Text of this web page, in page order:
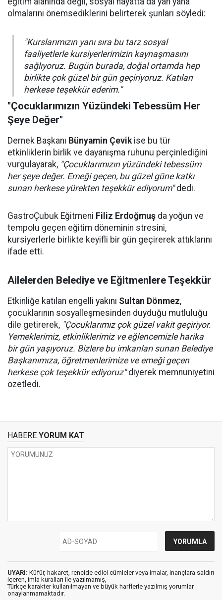
olmalarını önemsediklerini belirterek şunları söyledi:
"Kurslarımızın yanı sıra bu tarz sosyal
faaliyetlerle kursiyerlerimizin kaynaşmasını
sağlıyoruz. Bugün burada, doğal ortamda hep
birlikte çok güzel bir gün geçiriyoruz. Katılan
herkese teşekkür ederim."
"Çocuklarımızın Yüzündeki Tebessüm Her
Şeye Değer"
Dernek Başkanı Bünyamin Çevikise bu tür
etkinliklerin birlik ve dayanışma ruhunu perçinlediğini
vurgulayarak, "Çocuklarımızın yüzündeki tebessüm
her şeye değer. Emeği geçen, bu güzel güne katkı
sunan herkese yürekten teşekkür ediyorum"dedi.
GastroÇubuk Eğitmeni Filiz Erdoğmuş da yoğun ve
tempolu geçen eğitim döneminin stresini,
kursiyerlerle birlikte keyifli bir gün geçirerek attıklarını
ifade etti.
Ailelerden Belediye ve Eğitmenlere Teşekkür
Etkinliğe katılan engelli yakını Sultan Dönmez,
çocuklarının sosyalleşmesinden duyduğu mutluluğu
dile getirerek, "Çocuklarımız çok güzel vakit geçiriyor.
Yemeklerimiz, etkinliklerimiz ve eğlencemizle harika
bir gün yaşıyoruz. Bizlere bu imkanları sunan Belediye
Başkanımıza, öğretmenlerimize ve emeği geçen
herkese çok teşekkür ediyoruz"diyerek memnuniyetini
özetledi.
HABERE YORUM KAT
UYARI: Küfür, hakaret, rencide edici cümleler veya imalar, inançlara saldırı
içeren, imla kuralları ile yazılmamış,
Türkçe karakter kullanılmayan ve büyük harflerle yazılmış yorumlar
onaylanmamaktadır.